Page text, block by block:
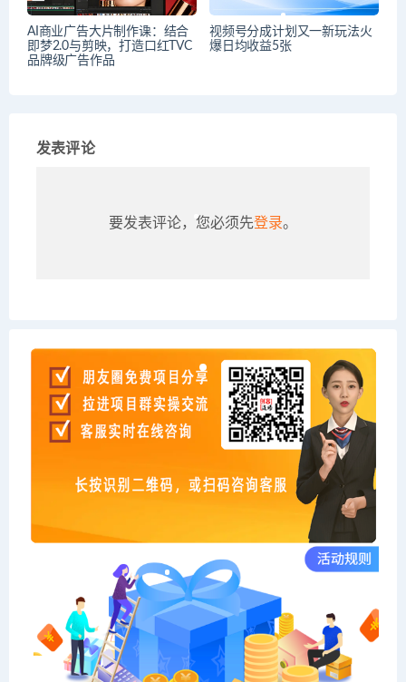
AI商业广告大片制作课：结合
即梦2.0与剪映，打造口红TVC
品牌级广告作品
视频号分成计划又一新玩法火
爆日均收益5张
发表评论
要发表评论，您必须先登录。